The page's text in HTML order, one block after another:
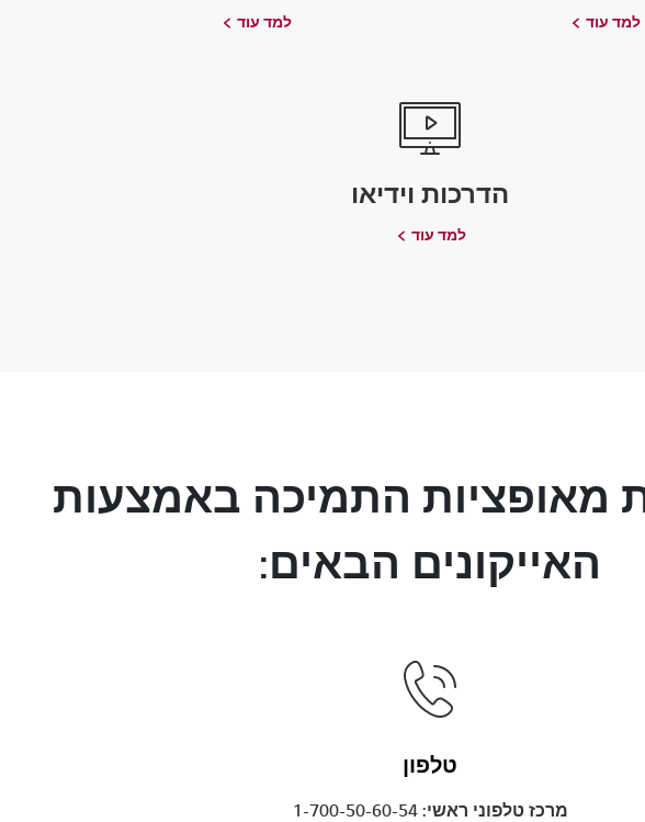
למד עוד למד עוד
הדרכות וידיאו
למד עוד
מאופציות התמיכה באמצעות
האייקונים הבאים:
טלפון
מרכז טלפוני ראשי: 1-700-50-60-54